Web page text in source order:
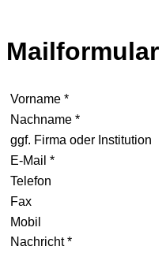
Mailformular
Vorname *
Nachname *
ggf. Firma oder Institution
E-Mail *
Telefon
Fax
Mobil
Nachricht *